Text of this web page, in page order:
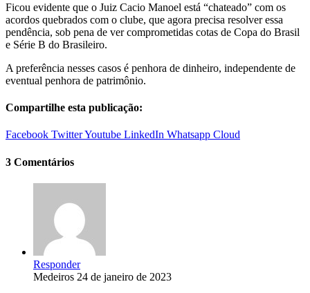
Ficou evidente que o Juiz Cacio Manoel está “chateado” com os
acordos quebrados com o clube, que agora precisa resolver essa
pendência, sob pena de ver comprometidas cotas de Copa do Brasil
e Série B do Brasileiro.
A preferência nesses casos é penhora de dinheiro, independente de
eventual penhora de patrimônio.
Compartilhe esta publicação:
Facebook TwitterYoutube LinkedIn Whatsapp Cloud
3 Comentários
Responder
Medeiros 24 de janeiro de 2023